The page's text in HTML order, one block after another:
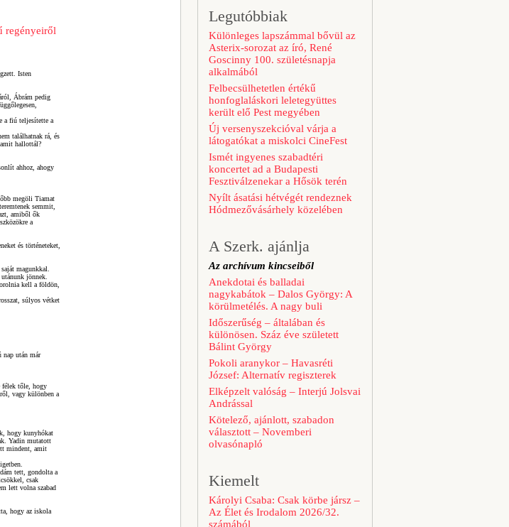
regényeiről
Isten
Ábrám pedig
a fiú teljesítette a
találhatnak rá, és
hallottál?
ahhoz, ahogy
megöli Tiamat
semmit,
amiből ők
a
és történeteket,
magunkkal.
jönnek.
kell a földön,
súlyos vétket
nap után már
félek tőle, hogy
vagy különben a
hogy kunyhókat
Yadin mutatott
mindent, amit
tett, gondolta a
csak
lett volna szabad
hogy az iskola
Legutóbbiak
Különleges lapszámmal bővül az
Asterix-sorozat az író, René
Goscinny 100. születésnapja
alkalmából
Felbecsülhetetlen értékű
honfoglaláskori leletegyüttes
került elő Pest megyében
Új versenyszekcióval várja a
látogatókat a miskolci CineFest
Ismét ingyenes szabadtéri
koncertet ad a Budapesti
Fesztiválzenekar a Hősök terén
Nyílt ásatási hétvégét rendeznek
Hódmezővásárhely közelében
A Szerk. ajánlja
Az archívum kincseiből
Anekdotai és balladai
nagykabátok – Dalos György: A
körülmetélés. A nagy buli
Időszerűség – általában és
különösen. Száz éve született
Bálint György
Pokoli aranykor – Havasréti
József: Alternatív regiszterek
Elképzelt valóság – Interjú Jolsvai
Andrással
Kötelező, ajánlott, szabadon
választott – Novemberi
olvasónapló
Kiemelt
Károlyi Csaba: Csak körbe jársz –
Az Élet és Irodalom 2026/32.
számából